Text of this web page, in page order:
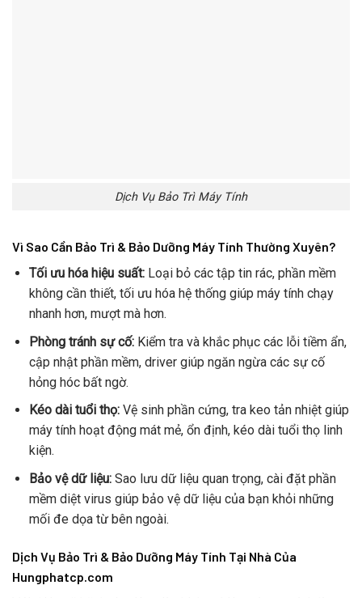
Dịch Vụ Bảo Trì Máy Tính
Vì Sao Cần Bảo Trì & Bảo Dưỡng Máy Tính Thường Xuyên?
Tối ưu hóa hiệu suất:Loại bỏ các tập tin rác, phần mềm
không cần thiết, tối ưu hóa hệ thống giúp máy tính chạy
nhanh hơn, mượt mà hơn.
Phòng tránh sự cố:Kiểm tra và khắc phục các lỗi tiềm ẩn,
cập nhật phần mềm, driver giúp ngăn ngừa các sự cố
hỏng hóc bất ngờ.
Kéo dài tuổi thọ:Vệ sinh phần cứng, tra keo tản nhiệt giúp
máy tính hoạt động mát mẻ, ổn định, kéo dài tuổi thọ linh
kiện.
Bảo vệ dữ liệu:Sao lưu dữ liệu quan trọng, cài đặt phần
mềm diệt virus giúp bảo vệ dữ liệu của bạn khỏi những
mối đe dọa từ bên ngoài.
Dịch Vụ Bảo Trì & Bảo Dưỡng Máy Tính Tại Nhà Của
Hungphatcp.com